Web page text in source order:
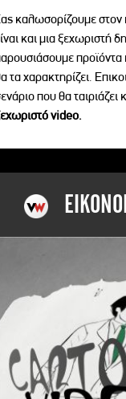
καλωσορίζουμε
και μια ξεχωριστή
προϊόντα
τα χαρακτηρίζει.
που θα
videο.